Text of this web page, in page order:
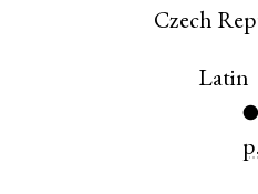
Czech
Latin
●